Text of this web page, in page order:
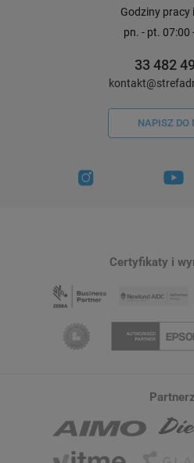
Godziny pracy
pn. - pt. 07:00
33 482
NAPISZ DO
Certyfikaty i